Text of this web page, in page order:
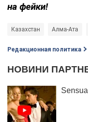
на фейки!
Казахстан Алма-Ата
Редакционная политика